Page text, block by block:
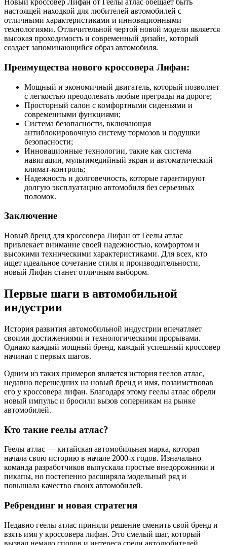
Новый кроссовер Лифан от Геелы атлас обещает быть
настоящей находкой для любителей автомобилей с
отличными характеристиками и инновационными
технологиями. Отличительной чертой новой модели является
высокая проходимость и современный дизайн, который
создает запоминающийся образ автомобиля.
Преимущества нового кроссовера Лифан:
Мощный и экономичный двигатель, который позволяет
с легкостью преодолевать любые преграды на дороге;
Просторный салон с комфортными сиденьями и
современными функциями;
Система безопасности, включающая
антиблокировочную систему тормозов и подушки
безопасности;
Инновационные технологии, такие как система
навигации, мультимедийный экран и автоматический
климат-контроль;
Надежность и долговечность, которые гарантируют
долгую эксплуатацию автомобиля без серьезных
поломок.
Заключение
Новый бренд для кроссовера Лифан от Геелы атлас
привлекает внимание своей надежностью, комфортом и
высокими техническими характеристиками. Для всех, кто
ищет идеальное сочетание стиля и производительности,
новый Лифан станет отличным выбором.
Первые шаги в автомобильной
индустрии
История развития автомобильной индустрии впечатляет
своими достижениями и технологическими прорывами.
Однако каждый мощный бренд, каждый успешный кроссовер
начинал с первых шагов.
Одним из таких примеров является история геелов атлас,
недавно перешедших на новый бренд и имя, позаимствовав
его у кроссовера лифан. Благодаря этому геелы атлас обрели
новый импульс и бросили вызов соперникам на рынке
автомобилей.
Кто такие геелы атлас?
Геелы атлас — китайская автомобильная марка, которая
начала свою историю в начале 2000-х годов. Изначально
команда разработчиков выпускала простые внедорожники и
пикапы, но постепенно расширяла модельный ряд и
повышала качество своих автомобилей.
Ребрендинг и новая стратегия
Недавно геелы атлас приняли решение сменить свой бренд и
взять имя у кроссовера лифан. Это смелый шаг, который
вызвал немало споров и интереса среди автолюбителей.